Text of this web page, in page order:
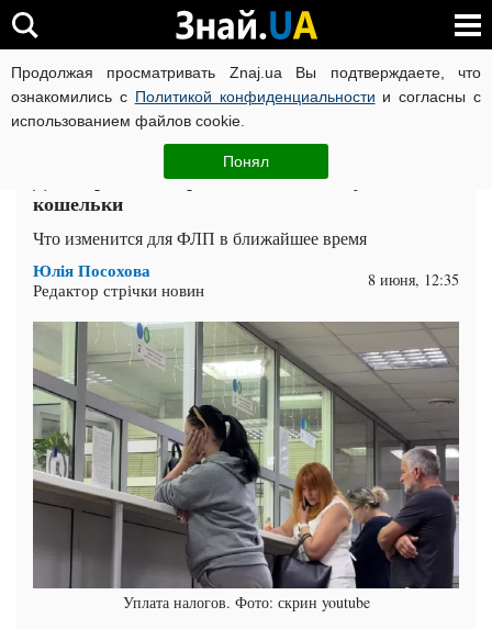
Продолжая просматривать Znaj.ua Вы подтверждаете, что
ознакомились с Политикой конфиденциальности и согласны с
использованием файлов cookie.
Понял
ВОЙНА РОССИИ ПРОТИВ УКРАИНЫ КОРОНАВИРУС В
ЧИТАТИ УКРАЇНСЬКОЮ
Дали время до середины июня: кому готовить
кошельки
Что изменится для ФЛП в ближайшее время
Юлія Посохова
Редактор стрічки новин 8 июня, 12:35
Уплата налогов. Фото: скрин youtube